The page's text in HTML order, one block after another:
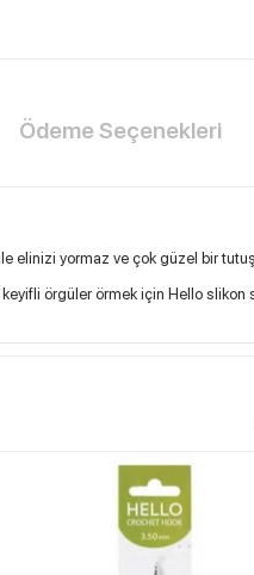
Ödeme Seçenekleri
elinizi yormaz ve çok güzel bir
örgüler örmek için Hello slikon